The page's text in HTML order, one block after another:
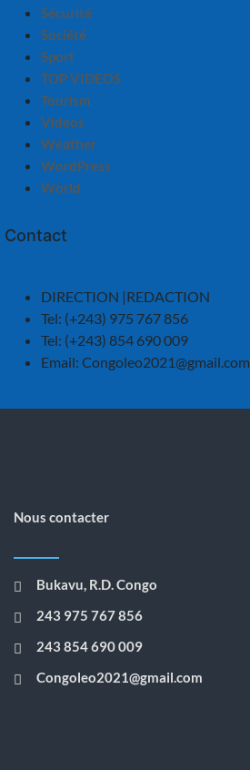
Sécurité
Société
Sport
TOP VIDEOS
Tourism
Videos
Weather
WordPress
World
Contact
DIRECTION |REDACTION
Tel: (+243) 975 767 856
Tel: (+243) 854 690 009
Email: Congoleo2021@gmail.com
Nous contacter
Bukavu, R.D. Congo
243 975 767 856
243 854 690 009
Congoleo2021@gmail.com